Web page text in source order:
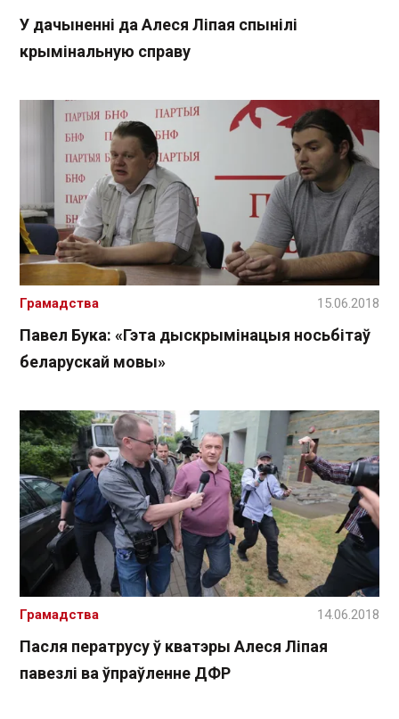
У дачыненні да Алеся Ліпая спынілі
крымінальную справу
Павел Бука: «Гэта дыскрымінацыя носьбітаў
беларускай мовы»
Грамадства 15.06.2018
Пасля ператрусу ў кватэры Алеся Ліпая
павезлі ва ўпраўленне ДФР
Грамадства 14.06.2018